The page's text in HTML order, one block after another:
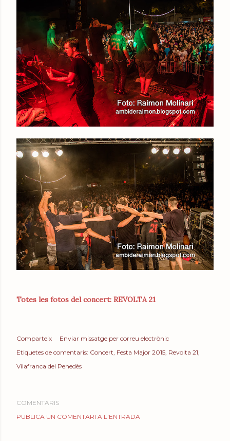
Totes les fotos del concert: REVOLTA 21
Comparteix
Enviar missatge per correu electrònic
Etiquetes de comentaris: Concert Festa Major 2015 Revolta 21
Vilafranca del Penedès
COMENTARIS
PUBLICA UN COMENTARI A L'ENTRADA